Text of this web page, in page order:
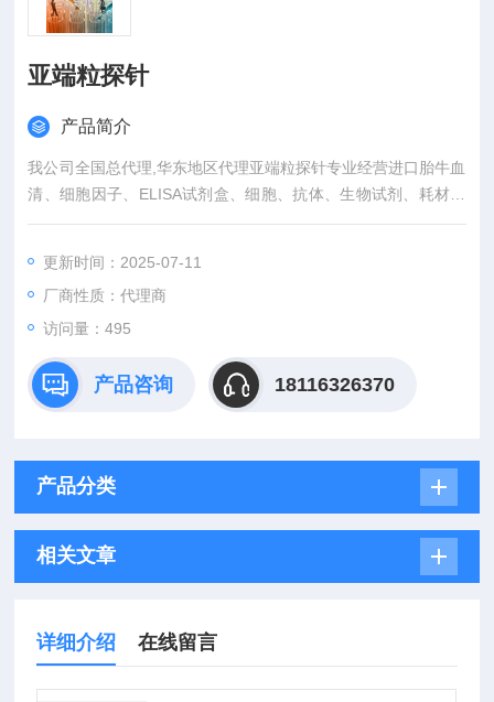
亚端粒探针
产品简介
我公司全国总代理,华东地区代理亚端粒探针专业经营进口胎牛血
清、细胞因子、ELISA试剂盒、细胞、抗体、生物试剂、耗材、
培养基、一抗、二抗、其产品吸附均匀，吸附性好，空白值低，
更新时间：2025-07-11
厂商性质：代理商
访问量：495
产品咨询 18116326370
产品分类
相关文章
详细介绍 在线留言